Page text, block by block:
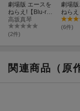
劇場版 エースを
ねらえ!【Blu-ra
y】
高坂真琴
(2件)
劇場
ねらえ
LETE
K
(6件)
関連商品（原